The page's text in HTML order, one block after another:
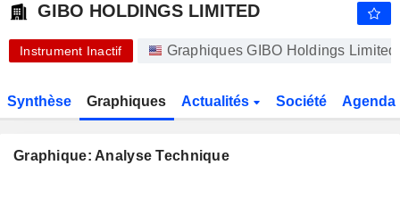
GIBO HOLDINGS LIMITED
Instrument Inactif Graphiques GIBO Holdings
Synthèse Graphiques Actualités Société Agenda
Graphique: Analyse Technique